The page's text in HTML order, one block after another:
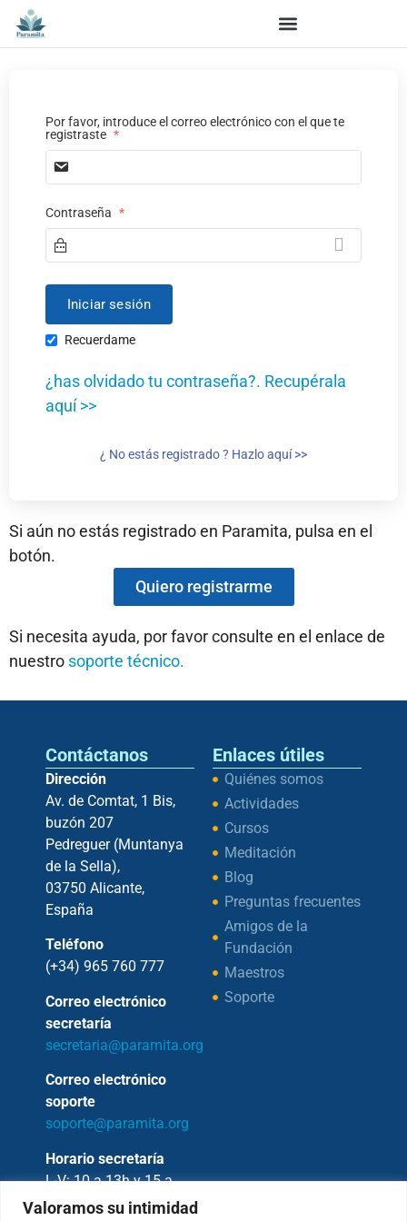
Valoramos su intimidad
Por favor, introduce el correo electrónico con el que te
registraste *
Contraseña *
Recuerdame
¿has olvidado tu contraseña?. Recupérala
aquí >>
¿ No estás registrado ? Hazlo aquí >>
Si aún no estás registrado en Paramita, pulsa en el
botón.
Quiero registrarme
Si necesita ayuda, por favor consulte en el enlace de
nuestro soporte técnico.
Contáctanos
Dirección
Av. de Comtat, 1 Bis,
buzón 207
Pedreguer (Muntanya
de la Sella),
03750 Alicante,
España
Teléfono
(+34) 965 760 777
Correo electrónico
secretaría
secretaria@paramita.org
Correo electrónico
soporte
soporte@paramita.org
Horario secretaría
L-V: 10 a 13h y 15 a
17h
Enlaces útiles
Quiénes somos
Actividades
Cursos
Meditación
Blog
Preguntas frecuentes
Amigos de la
Fundación
Maestros
Soporte